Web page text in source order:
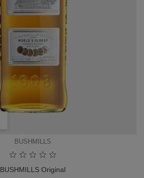
BUSHMILLS
BUSHMILLS Original